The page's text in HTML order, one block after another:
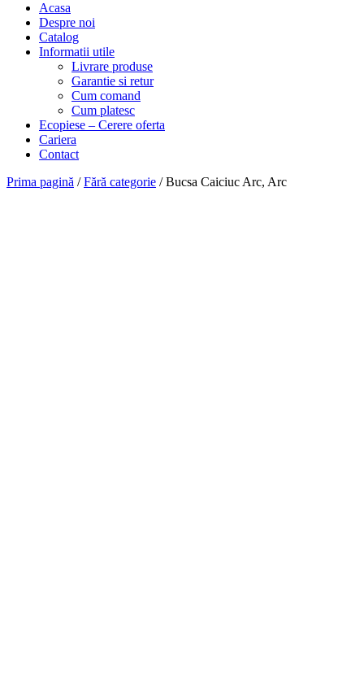
Acasa
Despre noi
Catalog
Informatii utile
Livrare produse
Garantie si retur
Cum comand
Cum platesc
Ecopiese – Cerere oferta
Cariera
Contact
Prima pagină /Fără categorie / Bucsa Caiciuc Arc, Arc